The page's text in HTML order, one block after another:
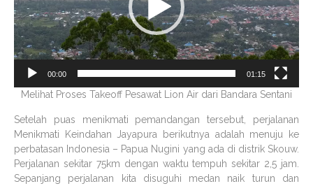
00:00 01:15
Melihat Proses Takeoff Pesawat Lion Air dari Bandara Sentani
Setelah puas menikmati pemandangan tersebut, perjalanan
Menikmati Keindahan Jayapura berikutnya adalah menuju ke
perbatasan Indonesia – Papua Nugini yang ada di distrik Skouw.
Perjalanan sekitar 75km dengan waktu tempuh sekitar 2,5 jam.
Sepanjang perjalanan kita disuguhi medan naik turun dan